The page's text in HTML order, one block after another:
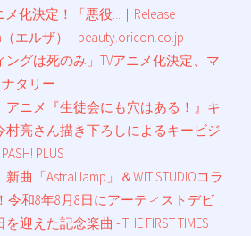
化決定！「悪役...｜Release
（エルザ） - beauty.oricon.co.jp
ングは死のみ」TVアニメ化決定、マ
タリー
アニメ『生徒会にも穴はある！』キ
村亮さん描き下ろしによるキービジ
PLUS
曲「Astral lamp」＆WIT STUDIOコラ
令和8年8月8日にアーティストデビ
迎えた記念楽曲 - THE FIRST TIMES